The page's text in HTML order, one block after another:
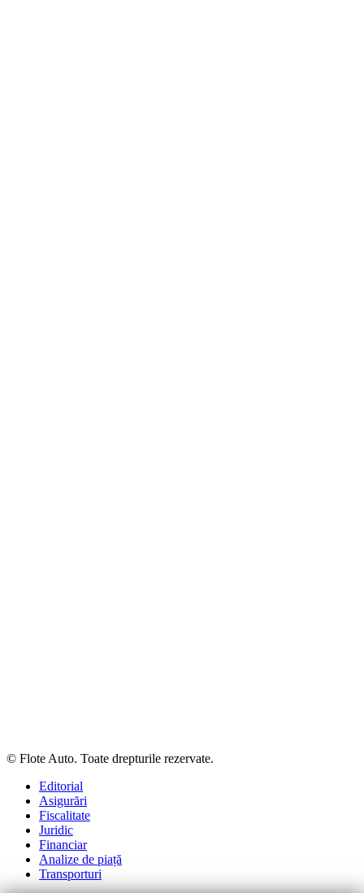
© Flote Auto. Toate drepturile rezervate.
Editorial
Asigurări
Fiscalitate
Juridic
Financiar
Analize de piață
Transporturi